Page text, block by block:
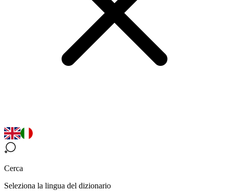
Cerca
Seleziona la lingua del dizionario